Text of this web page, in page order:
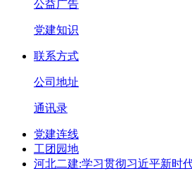
公益广告
党建知识
联系方式
公司地址
通讯录
党建连线
工团园地
河北二建:学习贯彻习近平新时